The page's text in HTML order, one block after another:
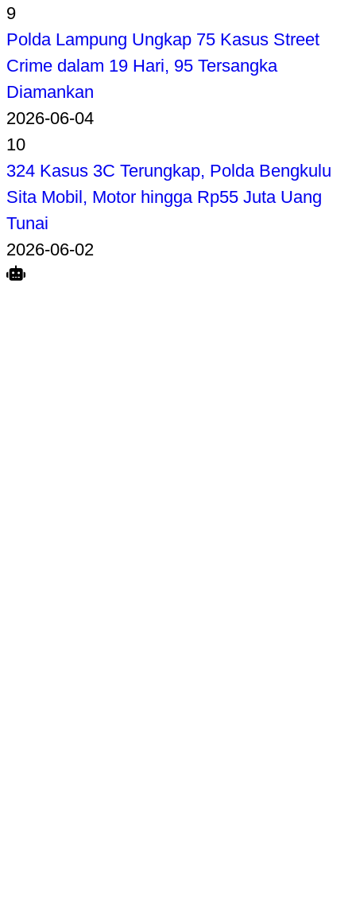
9
Polda Lampung Ungkap 75 Kasus Street
Crime dalam 19 Hari, 95 Tersangka
Diamankan
2026-06-04
10
324 Kasus 3C Terungkap, Polda Bengkulu
Sita Mobil, Motor hingga Rp55 Juta Uang
Tunai
2026-06-02